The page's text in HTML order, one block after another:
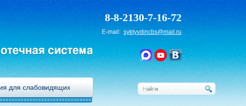
система
8-8-2130-7-16-72
E-mail:syktyvdincbs@mail.ru
для слабовидящих